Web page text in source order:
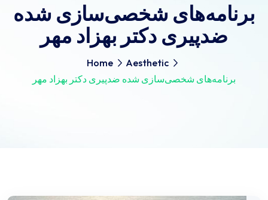
برنامه‌های شخصی‌سازی شده
ضدپیری دکتر بهزاد مهر
Home
Aesthetic
برنامه‌های شخصی‌سازی شده ضدپیری دکتر بهزاد مهر